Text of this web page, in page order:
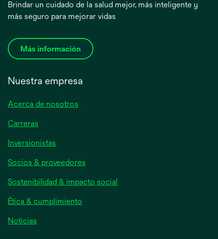
Brindar un cuidado de la salud mejor, más inteligente y
más seguro para mejorar vidas
Más información
Nuestra empresa
Acerca de nosotros
Carreras
Inversionistas
en
una
pestaña
nueva
Socios & proveedores
Sostenibilidad & impacto social
Ética & cumplimiento
Noticias